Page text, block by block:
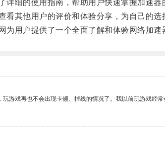
细的使用指南，帮助用户快速掌握加速器
其他用户的评价和体验分享，为自己的选
用户提供了一个全面了解和体验网络加速
游戏再也不会出现卡顿、掉线的情况了。我以前玩游戏经